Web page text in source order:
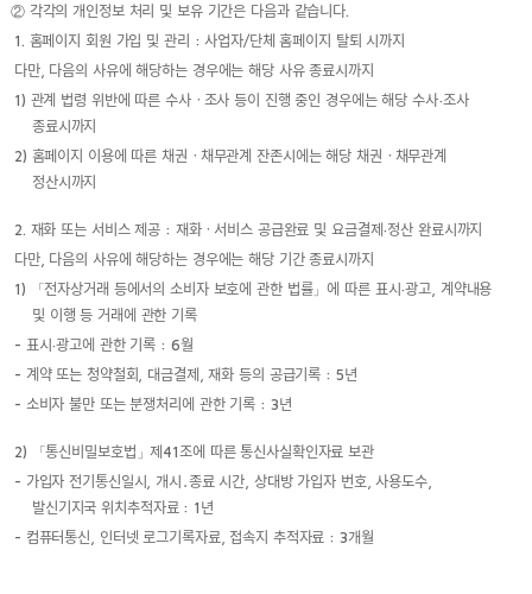
② 각각의 개인정보 처리 및 보유 기간은 다음과 같습니다.
1. 홈페이지 회원 가입 및 관리 : 사업자/단체 홈페이지 탈퇴 시까지
다만, 다음의 사유에 해당하는 경우에는 해당 사유 종료시까지
1) 관계 법령 위반에 따른 수사ㆍ조사 등이 진행 중인 경우에는 해당 수사·조사
종료시까지
2) 홈페이지 이용에 따른 채권ㆍ채무관계 잔존시에는 해당 채권ㆍ채무관계
정산시까지
2. 재화 또는 서비스 제공 : 재화ㆍ서비스 공급완료 및 요금결제·정산 완료시까지
다만, 다음의 사유에 해당하는 경우에는 해당 기간 종료시까지
1) 「전자상거래 등에서의 소비자 보호에 관한 법률」에 따른 표시·광고, 계약내용
및 이행 등 거래에 관한 기록
- 표시·광고에 관한 기록 : 6월
- 계약 또는 청약철회, 대금결제, 재화 등의 공급기록 : 5년
- 소비자 불만 또는 분쟁처리에 관한 기록 : 3년
2) 「통신비밀보호법」제41조에 따른 통신사실확인자료 보관
- 가입자 전기통신일시, 개시․종료 시간, 상대방 가입자 번호, 사용도수,
발신기지국 위치추적자료 : 1년
- 컴퓨터통신, 인터넷 로그기록자료, 접속지 추적자료 : 3개월